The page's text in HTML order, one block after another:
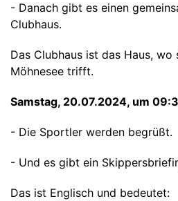
- Danach gibt es einen
Clubhaus.
Das Clubhaus ist das Haus,
Möhnesee trifft.
Samstag, 20.07.2024, um
- Die Sportler werden begrüßt.
- Und es gibt ein
Das ist Englisch und bedeutet: